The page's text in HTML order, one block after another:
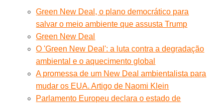
Green New Deal, o plano democrático para
salvar o meio ambiente que assusta Trump
Green New Deal
O 'Green New Deal': a luta contra a degradação
ambiental e o aquecimento global
A promessa de um New Deal ambientalista para
mudar os EUA. Artigo de Naomi Klein
Parlamento Europeu declara o estado de